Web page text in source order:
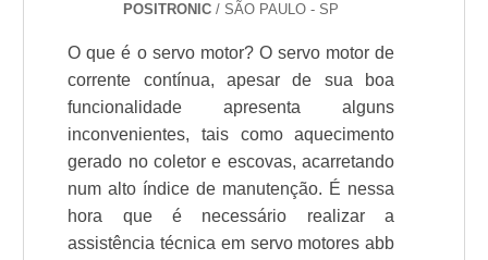
POSITRONIC / SÃO PAULO - SP
O que é o servo motor? O servo motor de
corrente contínua, apesar de sua boa
funcionalidade apresenta alguns
inconvenientes, tais como aquecimento
gerado no coletor e escovas, acarretando
num alto índice de manutenção. É nessa
hora que é necessário realizar a
assistência técnica em servo motores abb